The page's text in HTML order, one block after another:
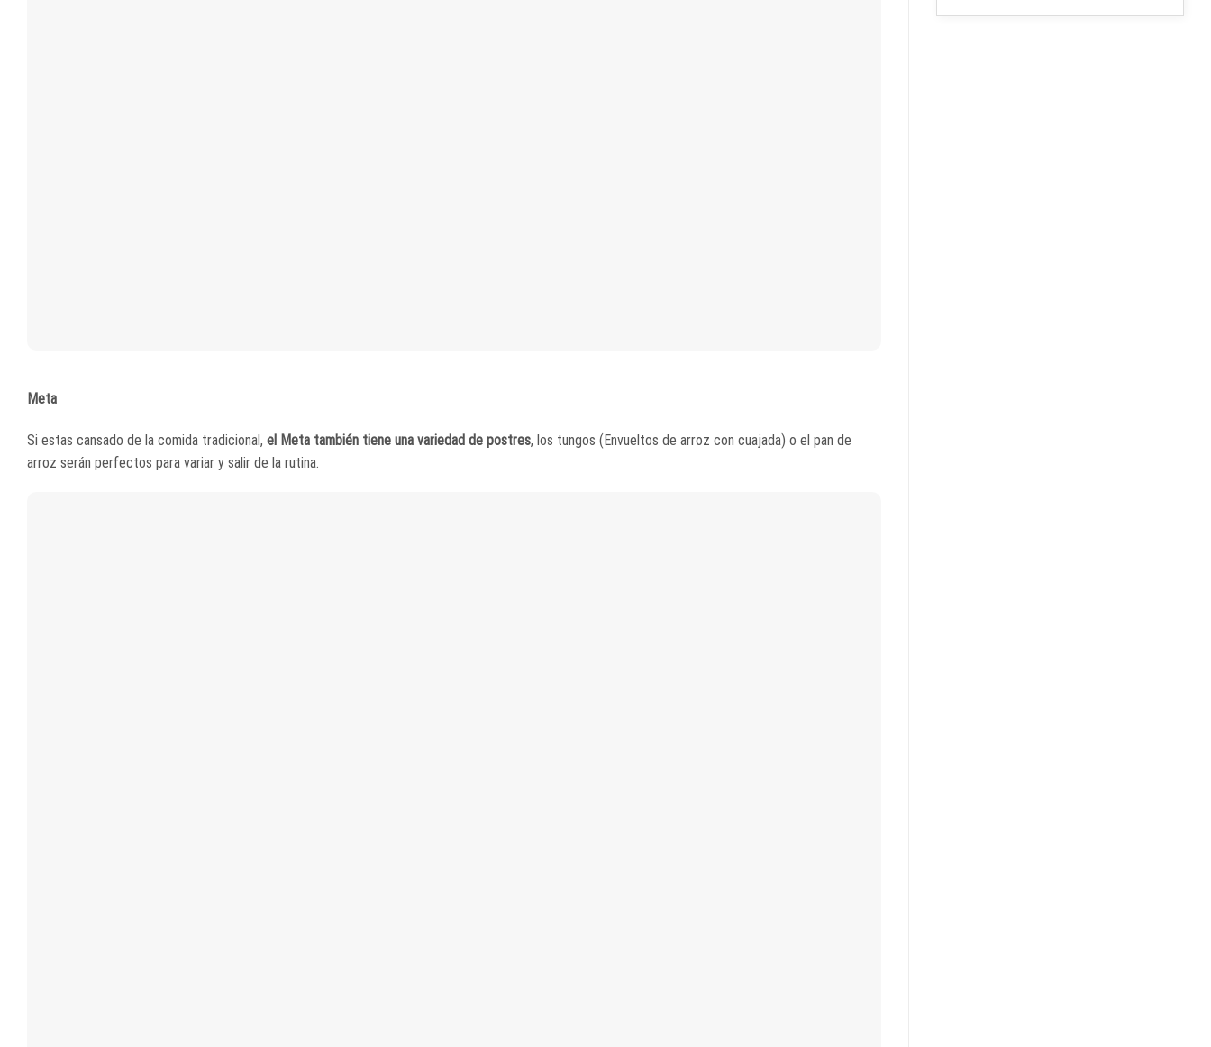
Meta
Si estas cansado de la comida tradicional, el Meta también tiene una variedad de postres, los tungos (Envueltos de arroz con cuajada) o el pan de
arroz serán perfectos para variar y salir de la rutina.